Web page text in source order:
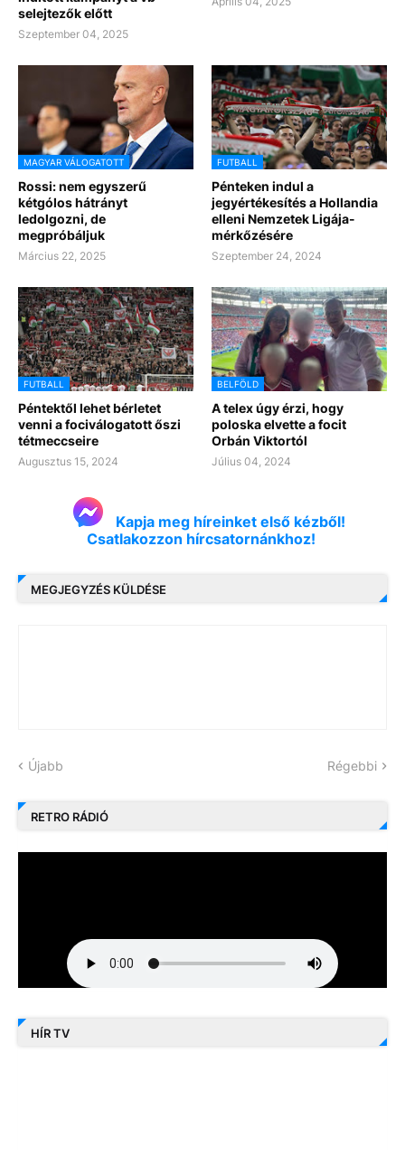
selejtezők előtt
Szeptember 04, 2025
MAGYAR VÁLOGATOTT
Rossi: nem egyszerű
kétgólos hátrányt
ledolgozni, de
megpróbáljuk
Március 22, 2025
FUTBALL
Pénteken indul a
jegyértékesítés a Hollandia
elleni Nemzetek Ligája-
mérkőzésére
Szeptember 24, 2024
FUTBALL
Péntektől lehet bérletet
venni a fociválogatott őszi
tétmeccseire
Augusztus 15, 2024
BELFÖLD
A telex úgy érzi, hogy
poloska elvette a focit
Orbán Viktortól
Július 04, 2024
Kapja meg híreinket első kézből!
Csatlakozzon hírcsatornánkhoz!
MEGJEGYZÉS KÜLDÉSE
Újabb Régebbi
RETRO RÁDIÓ
HÍR TV